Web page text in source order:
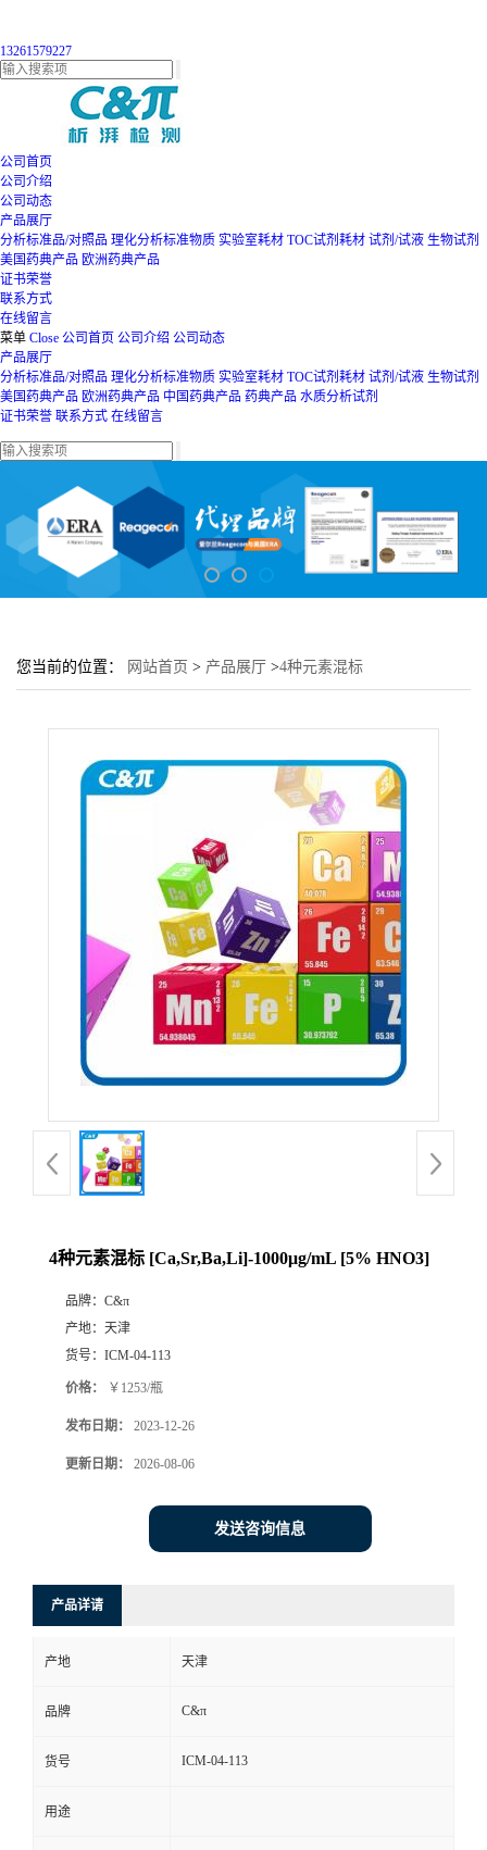
13261579227
公司首页
公司介绍
公司动态
产品展厅
分析标准品/对照品 理化分析标准物质 实验室耗材 TOC试剂耗材 试剂/试液 生物试剂
美国药典产品 欧洲药典产品
证书荣誉
联系方式
在线留言
菜单 Close 公司首页 公司介绍 公司动态
产品展厅
分析标准品/对照品 理化分析标准物质 实验室耗材 TOC试剂耗材 试剂/试液 生物试剂
美国药典产品 欧洲药典产品 中国药典产品 药典产品 水质分析试剂
证书荣誉 联系方式 在线留言
您当前的位置： 网站首页 > 产品展厅 >4种元素混标
4种元素混标 [Ca,Sr,Ba,Li]-1000μg/mL [5% HNO3]
品牌： C&π
产地： 天津
货号： ICM-04-113
价格： ￥1253/瓶
发布日期： 2023-12-26
更新日期： 2026-08-06
发送咨询信息
产品详请
产地 天津
品牌 C&π
货号 ICM-04-113
用途